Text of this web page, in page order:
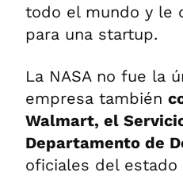
todo el mundo y le
para una startup.
La NASA no fue la
empresa también
Walmart, el
Departamento de
oficiales del estado